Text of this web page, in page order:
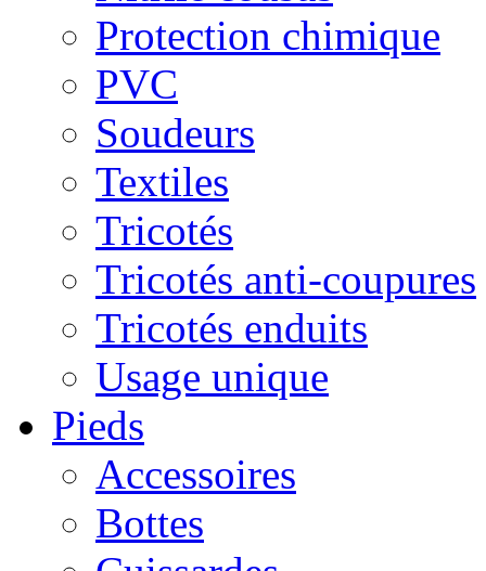
Protection chimique
PVC
Soudeurs
Textiles
Tricotés
Tricotés anti-coupures
Tricotés enduits
Usage unique
Pieds
Accessoires
Bottes